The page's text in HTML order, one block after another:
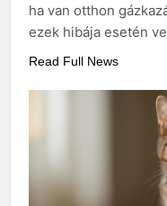
ha van otthon
ezek hibája esetén
Read Full News